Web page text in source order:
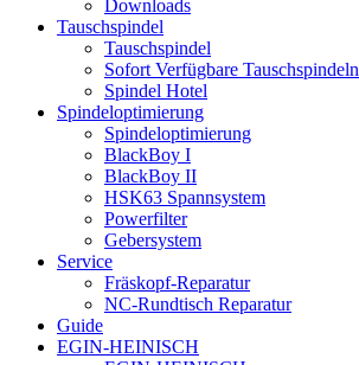
Downloads
Tauschspindel
Tauschspindel
Sofort Verfügbare Tauschspindeln
Spindel Hotel
Spindeloptimierung
Spindeloptimierung
BlackBoy I
BlackBoy II
HSK63 Spannsystem
Powerfilter
Gebersystem
Service
Fräskopf-Reparatur
NC-Rundtisch Reparatur
Guide
EGIN-HEINISCH